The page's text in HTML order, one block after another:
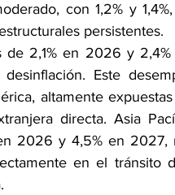
con 1,2% y
persistentes.
de 2,1% en 2026 y
Este
altamente
directa. Asia
2026 y 4,5% en 2027,
en el tránsito